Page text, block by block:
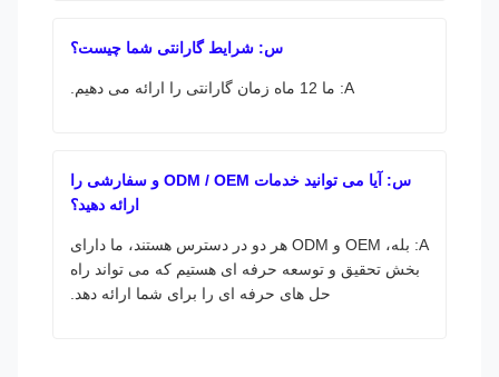
س: شرایط گارانتی شما چیست؟
س: آیا می توانید خدمات ODM / OEM و سفارشی را
ارائه دهید؟
A: بله، OEM و ODM هر دو در دسترس هستند، ما دارای
بخش تحقیق و توسعه حرفه ای هستیم که می تواند راه
حل های حرفه ای را برای شما ارائه دهد.